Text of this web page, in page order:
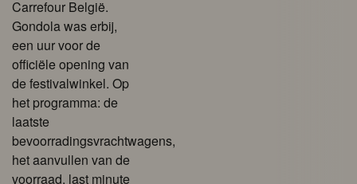
Carrefour België.
Gondola was erbij,
een uur voor de
officiële opening van
de festivalwinkel. Op
het programma: de
laatste
bevoorradingsvrachtwagens,
het aanvullen van de
voorraad, last minute